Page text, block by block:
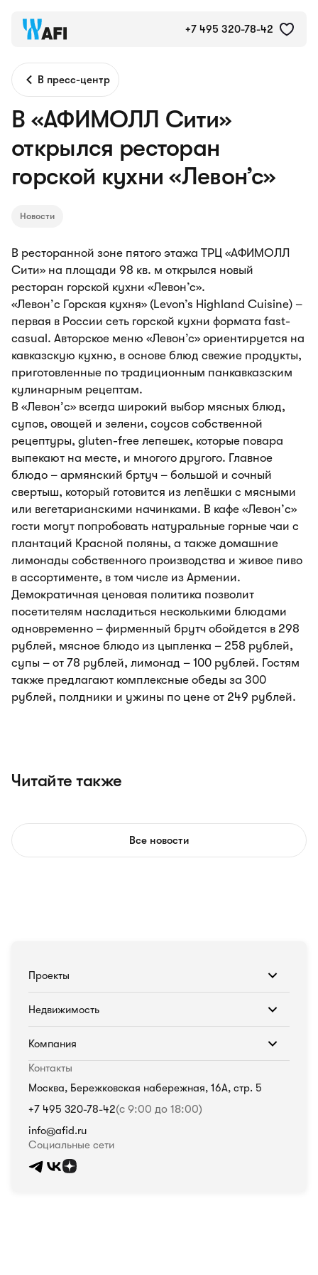
+7 495 320-78-42
В пресс-центр
В «АФИМОЛЛ Сити»
открылся ресторан
горской кухни «Левон’с»
Новости
В ресторанной зоне пятого этажа ТРЦ «АФИМОЛЛ
Сити» на площади 98 кв. м открылся новый
ресторан горской кухни «Левон’с».
«Левон’c Горская кухня» (Levon’s Highland Cuisine) –
первая в России сеть горской кухни формата fast-
casual. Авторское меню «Левон’с» ориентируется на
кавказскую кухню, в основе блюд свежие продукты,
приготовленные по традиционным панкавказским
кулинарным рецептам.
В «Левон’c» всегда широкий выбор мясных блюд,
супов, овощей и зелени, соусов собственной
рецептуры, gluten-free лепешек, которые повара
выпекают на месте, и многого другого. Главное
блюдо – армянский бртуч – большой и сочный
свертыш, который готовится из лепёшки с мясными
или вегетарианскими начинками. В кафе «Левон’c»
гости могут попробовать натуральные горные чаи с
плантаций Красной поляны, а также домашние
лимонады собственного производства и живое пиво
в ассортименте, в том числе из Армении.
Демократичная ценовая политика позволит
посетителям насладиться несколькими блюдами
одновременно – фирменный брутч обойдется в 298
рублей, мясное блюдо из цыпленка – 258 рублей,
супы – от 78 рублей, лимонад – 100 рублей. Гостям
также предлагают комплексные обеды за 300
рублей, полдники и ужины по цене от 249 рублей.
Читайте также
Все новости
Проекты
Недвижимость
Компания
Контакты
Москва, Бережковская набережная, 16А, стр. 5
+7 495 320-78-42(с 9:00 до 18:00)
info@afid.ru
Социальные сети